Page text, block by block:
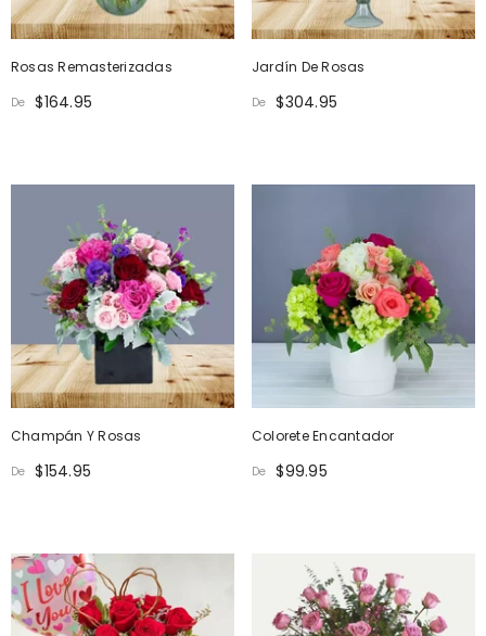
Rosas Remasterizadas
De $164.95
Jardín De Rosas
De $304.95
Champán Y Rosas
De $154.95
Colorete Encantador
De $99.95